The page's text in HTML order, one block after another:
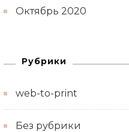
Октябрь 2020
Рубрики
web-to-print
Без рубрики